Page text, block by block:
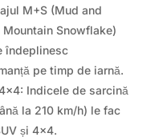
M+S (Mud and
Snowflake)
îndeplinesc
pe timp de iarnă.
Indicele de sarcină
la 210 km/h) le fac
și 4×4.